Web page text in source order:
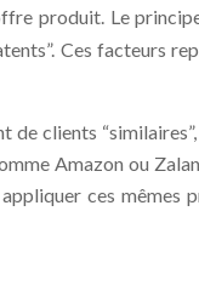
produit. Le
Ces facteurs
“similaires”,
Amazon ou
ces mêmes